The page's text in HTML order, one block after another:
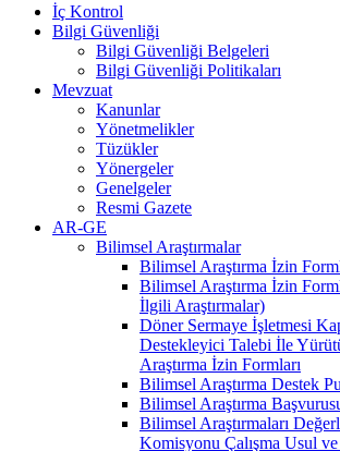
İç Kontrol
Bilgi Güvenliği
Bilgi Güvenliği Belgeleri
Bilgi Güvenliği Politikaları
Mevzuat
Kanunlar
Yönetmelikler
Tüzükler
Yönergeler
Genelgeler
Resmi Gazete
AR-GE
Bilimsel Araştırmalar
Bilimsel Araştırma İzin
Bilimsel Araştırma İzin
İlgili Araştırmalar)
Döner Sermaye İşletmesi
Destekleyici Talebi İle
Araştırma İzin Formları
Bilimsel Araştırma Destek
Bilimsel Araştırma
Bilimsel Araştırmaları
Komisyonu Çalışma Usul ve